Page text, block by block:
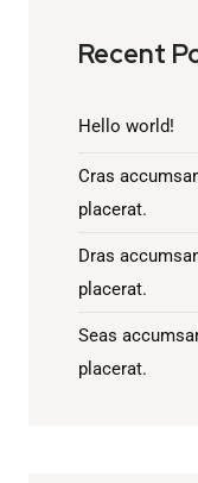
Recent
Hello world!
Cras
placerat.
Dras
placerat.
Seas
placerat.